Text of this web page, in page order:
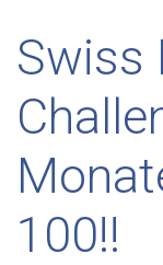
Swiss
100!!